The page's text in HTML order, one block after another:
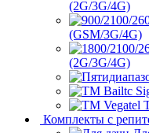
(2G/3G/4G)
(GSM/3G/4G)
(2G/3G/4G)
Комплекты с